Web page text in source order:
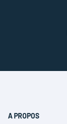
A PROPOS